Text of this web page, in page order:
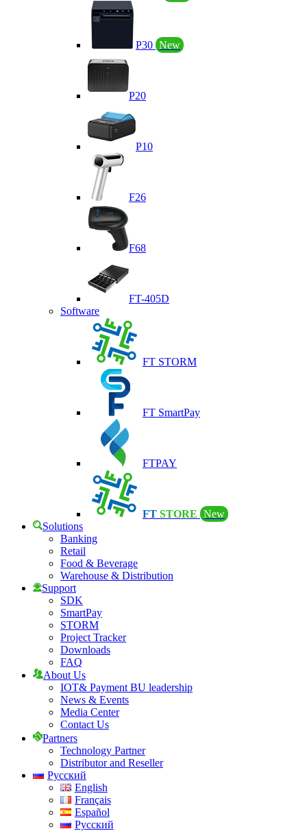
P30 New
P20
P10
F26
F68
FT-405D
Software
FT STORM
FT SmartPay
FTPAY
FT STORE New
Solutions
Banking
Retail
Food & Beverage
Warehouse & Distribution
Support
SDK
SmartPay
STORM
Project Tracker
Downloads
FAQ
About Us
IOT& Payment BU leadership
News & Events
Media Center
Contact Us
Partners
Technology Partner
Distributor and Reseller
Русский
English
Français
Español
Русский